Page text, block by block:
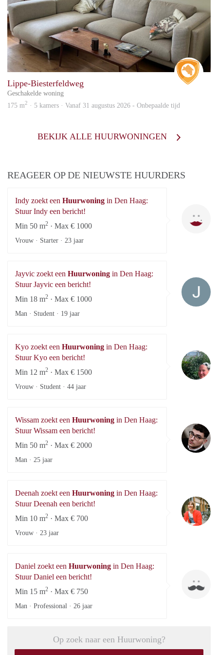
Real
Lippe-Biesterfeldweg
Geschakelde woning
175 m2 · 5 kamers · Vanaf 31 augustus 2026 - Onbepaalde tijd
BEKIJK ALLE HUURWONINGEN
REAGEER OP DE NIEUWSTE HUURDERS
Indy zoekt een Huurwoning in Den Haag:
Stuur Indy een bericht!
Min 50 m2 · Max € 1000
Vrouw · Starter · 23 jaar
Jayvic zoekt een Huurwoning in Den Haag:
Stuur Jayvic een bericht!
Min 18 m2 · Max € 1000
Man · Student · 19 jaar
Kyo zoekt een Huurwoning in Den Haag:
Stuur Kyo een bericht!
Min 12 m2 · Max € 1500
Vrouw · Student · 44 jaar
Wissam zoekt een Huurwoning in Den Haag:
Stuur Wissam een bericht!
Min 50 m2 · Max € 2000
Man · 25 jaar
Deenah zoekt een Huurwoning in Den Haag:
Stuur Deenah een bericht!
Min 10 m2 · Max € 700
Vrouw · 23 jaar
Daniel zoekt een Huurwoning in Den Haag:
Stuur Daniel een bericht!
Min 15 m2 · Max € 750
Man · Professional · 26 jaar
Op zoek naar een Huurwoning?